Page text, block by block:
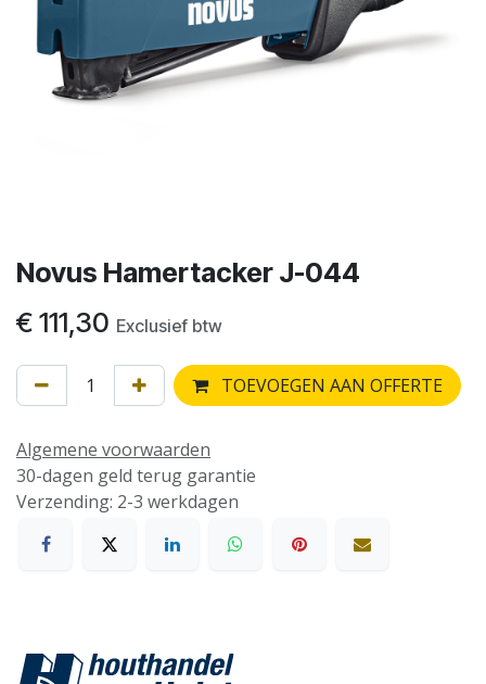
Novus Hamertacker J-044
€ 111,30 Exclusief btw
TOEVOEGEN AAN OFFERTE
Algemene voorwaarden
30-dagen geld terug garantie
Verzending: 2-3 werkdagen